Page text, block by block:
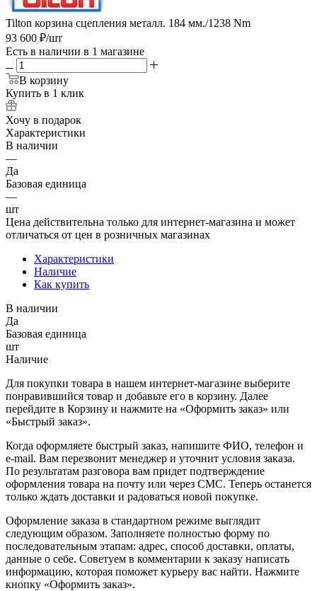
Tilton корзина сцепления металл. 184 мм./1238 Nm
93 600 ₽/шт
Есть в наличии в 1 магазине
В корзину
Купить в 1 клик
Хочу в подарок
Характеристики
В наличии
—
Да
Базовая единица
—
шт
Цена действительна только для интернет-магазина и может
отличаться от цен в розничных магазинах
Характеристики
Наличие
Как купить
В наличии
Да
Базовая единица
шт
Наличие
Для покупки товара в нашем интернет-магазине выберите
понравившийся товар и добавьте его в корзину. Далее
перейдите в Корзину и нажмите на «Оформить заказ» или
«Быстрый заказ».
Когда оформляете быстрый заказ, напишите ФИО, телефон и
e-mail. Вам перезвонит менеджер и уточнит условия заказа.
По результатам разговора вам придет подтверждение
оформления товара на почту или через СМС. Теперь останется
только ждать доставки и радоваться новой покупке.
Оформление заказа в стандартном режиме выглядит
следующим образом. Заполняете полностью форму по
последовательным этапам: адрес, способ доставки, оплаты,
данные о себе. Советуем в комментарии к заказу написать
информацию, которая поможет курьеру вас найти. Нажмите
кнопку «Оформить заказ».